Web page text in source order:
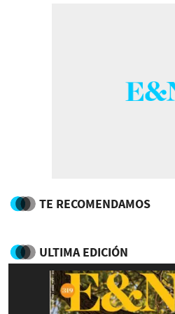
TE RECOMENDAMOS
ULTIMA EDICIÓN